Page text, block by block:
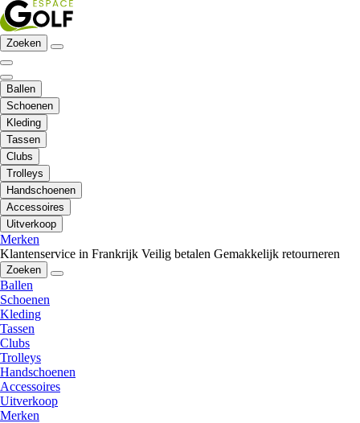
Zoeken
Ballen
Schoenen
Kleding
Tassen
Clubs
Trolleys
Handschoenen
Accessoires
Uitverkoop
Merken
Klantenservice in Frankrijk Veilig betalen Gemakkelijk retourneren
Zoeken
Ballen
Schoenen
Kleding
Tassen
Clubs
Trolleys
Handschoenen
Accessoires
Uitverkoop
Merken